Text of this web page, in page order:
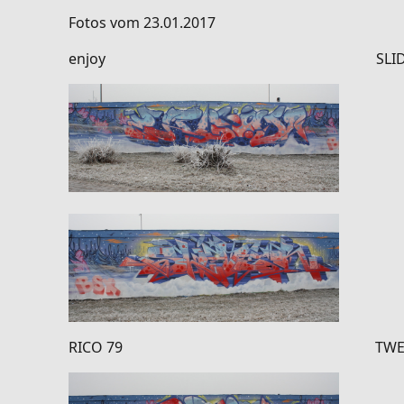
Fotos vom 23.01.2017
enjoy
RICO 79